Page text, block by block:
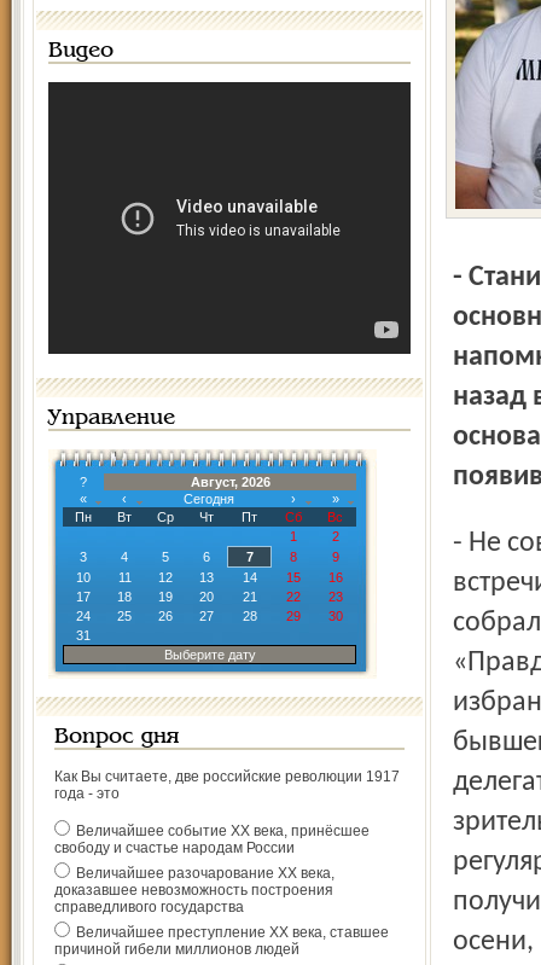
Видео
Управление
?
Август, 2026
«
‹ Сегодня ›
»
Пн
Вт Ср Чт Пт Сб
Вс
1
2
3
4 5 6 7 8
9
10
11 12 13 14 15
16
17
18 19 20 21 22
23
24
25 26 27 28 29
30
31
Выберите дату
Вопрос дня
Как Вы считаете, две российские революции 1917
года - это
Величайшее событие ХХ века, принёсшее
свободу и счастье народам России
Величайшее разочарование ХХ века,
доказавшее невозможность построения
справедливого государства
Величайшее преступление ХХ века, ставшее
причиной гибели миллионов людей
- Станислав Константинович, прежде чем перейти к
назад
- Не совсем так. Я не был организатором той первой
осени,